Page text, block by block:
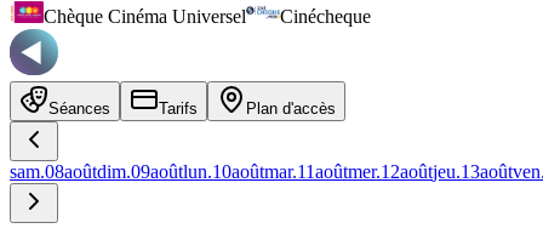
Chèque Cinéma Universel
Cinécheque
Séances Tarifs Plan d'accès
sam.08aoûtdim.09aoûtlun.10aoûtmar.11aoûtmer.12aoûtjeu.13aoûtven.